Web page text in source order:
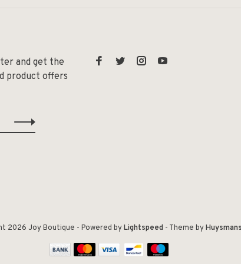
and get the
product offers
2026 Joy Boutique - Powered byLightspeed- Theme by